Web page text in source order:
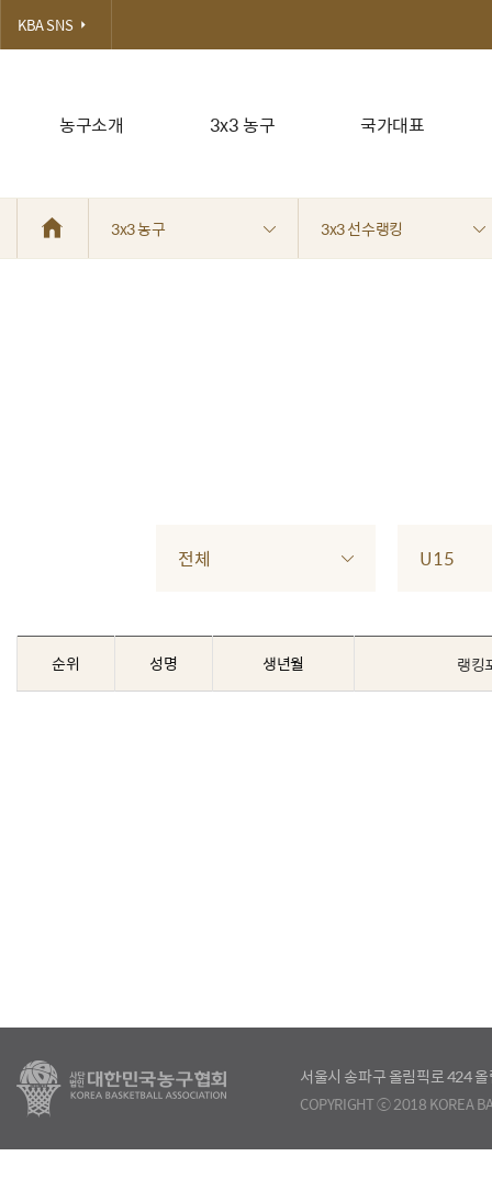
농구소개 3x3 농구 국가대표
KBA SNS
3x3 농구 3x3 선수랭킹
전체 U15
순위 성명 생년월 랭킹
서울시 송파구 올림픽로 424
COPYRIGHT ⓒ 2018 KOREA